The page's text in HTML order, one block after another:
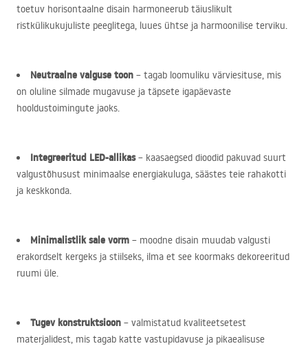
toetuv horisontaalne disain harmoneerub täiuslikult
ristkülikukujuliste peeglitega, luues ühtse ja harmoonilise terviku.
Neutraalne valguse toon – tagab loomuliku värviesituse, mis
on oluline silmade mugavuse ja täpsete igapäevaste
hooldustoimingute jaoks.
Integreeritud LED-allikas– kaasaegsed dioodid pakuvad suurt
valgustõhusust minimaalse energiakuluga, säästes teie rahakotti
ja keskkonda.
Minimalistlik sale vorm – moodne disain muudab valgusti
erakordselt kergeks ja stiilseks, ilma et see koormaks dekoreeritud
ruumi üle.
Tugev konstruktsioon – valmistatud kvaliteetsetest
materjalidest, mis tagab katte vastupidavuse ja pikaealisuse